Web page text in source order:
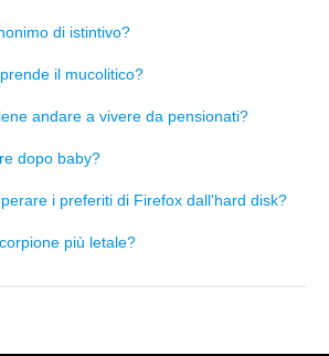
di istintivo?
il mucolitico?
andare a vivere da pensionati?
dopo baby?
i preferiti di Firefox dall'hard disk?
più letale?